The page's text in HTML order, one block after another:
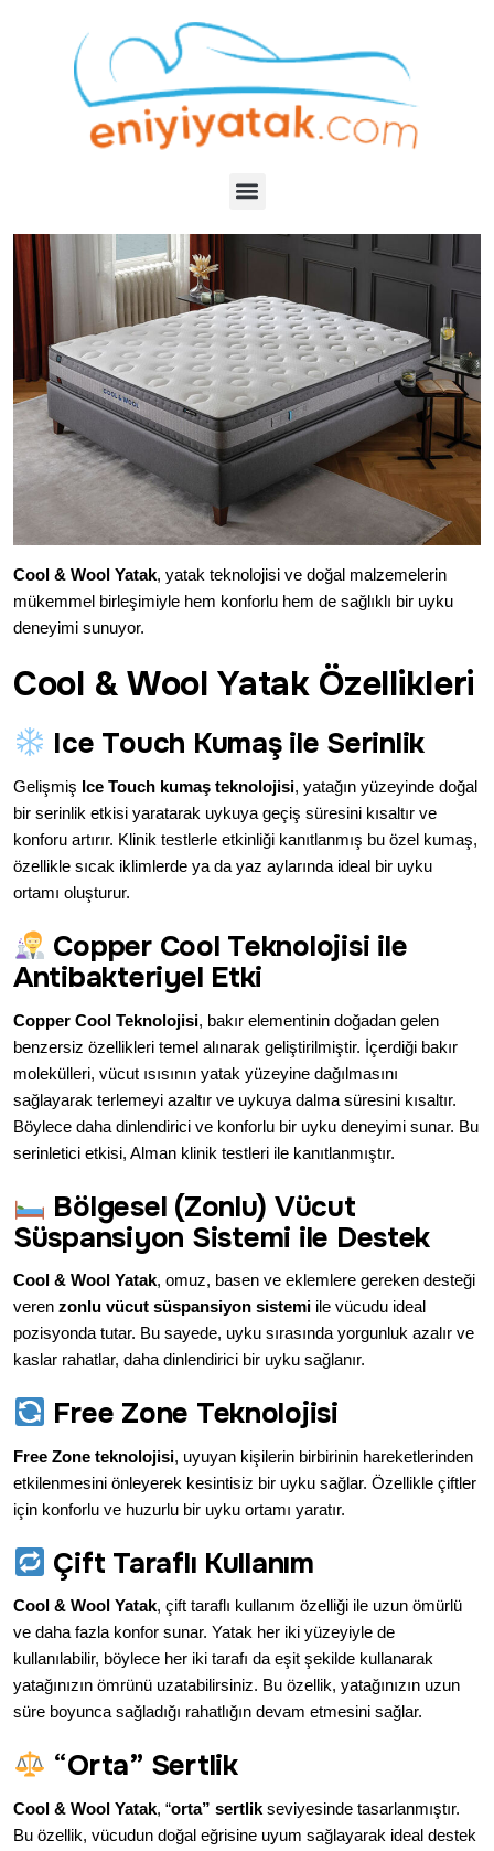
Cool & Wool Yatak, yatak teknolojisi ve doğal malzemelerin
mükemmel birleşimiyle hem konforlu hem de sağlıklı bir uyku
deneyimi sunuyor.
Cool & Wool Yatak Özellikleri
Ice Touch Kumaş ile Serinlik
Gelişmiş Ice Touch kumaş teknolojisi, yatağın yüzeyinde doğal
bir serinlik etkisi yaratarak uykuya geçiş süresini kısaltır ve
konforu artırır. Klinik testlerle etkinliği kanıtlanmış bu özel kumaş,
özellikle sıcak iklimlerde ya da yaz aylarında ideal bir uyku
ortamı oluşturur.
Copper Cool Teknolojisi ile
Antibakteriyel Etki
Copper Cool Teknolojisi, bakır elementinin doğadan gelen
benzersiz özellikleri temel alınarak geliştirilmiştir. İçerdiği bakır
molekülleri, vücut ısısının yatak yüzeyine dağılmasını
sağlayarak terlemeyi azaltır ve uykuya dalma süresini kısaltır.
Böylece daha dinlendirici ve konforlu bir uyku deneyimi sunar. Bu
serinletici etkisi, Alman klinik testleri ile kanıtlanmıştır.
Bölgesel (Zonlu) Vücut
Süspansiyon Sistemi ile Destek
Cool & Wool Yatak, omuz, basen ve eklemlere gereken desteği
veren zonlu vücut süspansiyon sistemi ile vücudu ideal
pozisyonda tutar. Bu sayede, uyku sırasında yorgunluk azalır ve
kaslar rahatlar, daha dinlendirici bir uyku sağlanır.
Free Zone Teknolojisi
Free Zone teknolojisi, uyuyan kişilerin birbirinin hareketlerinden
etkilenmesini önleyerek kesintisiz bir uyku sağlar. Özellikle çiftler
için konforlu ve huzurlu bir uyku ortamı yaratır.
Çift Taraflı Kullanım
Cool & Wool Yatak, çift taraflı kullanım özelliği ile uzun ömürlü
ve daha fazla konfor sunar. Yatak her iki yüzeyiyle de
kullanılabilir, böylece her iki tarafı da eşit şekilde kullanarak
yatağınızın ömrünü uzatabilirsiniz. Bu özellik, yatağınızın uzun
süre boyunca sağladığı rahatlığın devam etmesini sağlar.
“Orta” Sertlik
Cool & Wool Yatak, “orta” sertlik seviyesinde tasarlanmıştır.
Bu özellik, vücudun doğal eğrisine uyum sağlayarak ideal destek